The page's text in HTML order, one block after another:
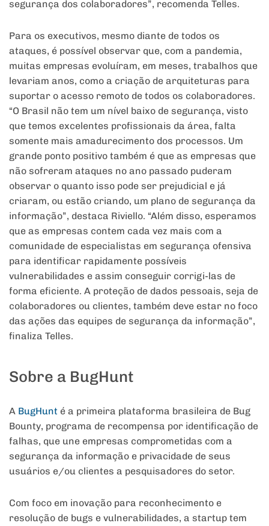
segurança dos colaboradores”, recomenda Telles.
Para os executivos, mesmo diante de todos os
ataques, é possível observar que, com a pandemia,
muitas empresas evoluíram, em meses, trabalhos que
levariam anos, como a criação de arquiteturas para
suportar o acesso remoto de todos os colaboradores.
“O Brasil não tem um nível baixo de segurança, visto
que temos excelentes profissionais da área, falta
somente mais amadurecimento dos processos. Um
grande ponto positivo também é que as empresas que
não sofreram ataques no ano passado puderam
observar o quanto isso pode ser prejudicial e já
criaram, ou estão criando, um plano de segurança da
informação”, destaca Riviello. “Além disso, esperamos
que as empresas contem cada vez mais com a
comunidade de especialistas em segurança ofensiva
para identificar rapidamente possíveis
vulnerabilidades e assim conseguir corrigi-las de
forma eficiente. A proteção de dados pessoais, seja de
colaboradores ou clientes, também deve estar no foco
das ações das equipes de segurança da informação”,
finaliza Telles.
Sobre a BugHunt
A BugHunt é a primeira plataforma brasileira de Bug
Bounty, programa de recompensa por identificação de
falhas, que une empresas comprometidas com a
segurança da informação e privacidade de seus
usuários e/ou clientes a pesquisadores do setor.
Com foco em inovação para reconhecimento e
resolução de bugs e vulnerabilidades, a startup tem